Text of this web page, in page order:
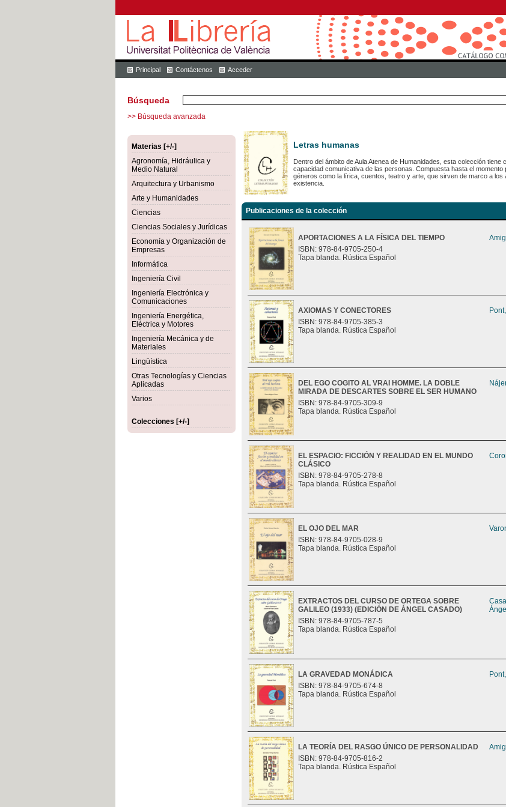
Principal Contáctenos Acceder
Búsqueda
>> Búsqueda avanzada
Materias [+/-]
Agronomía, Hidráulica y
Medio Natural
Arquitectura y Urbanismo
Arte y Humanidades
Ciencias
Ciencias Sociales y Jurídicas
Economía y Organización de
Empresas
Informática
Ingeniería Civil
Ingeniería Electrónica y
Comunicaciones
Ingeniería Energética,
Eléctrica y Motores
Ingeniería Mecánica y de
Materiales
Lingüística
Otras Tecnologías y Ciencias
Aplicadas
Varios
Colecciones [+/-]
Letras humanas
Dentro del ámbito de Aula Atenea de Humanidades, esta colección
capacidad comunicativa de las personas. Compuesta hasta el
géneros como la lírica, cuentos, teatro y arte, que sirven de marco a
existencia.
Publicaciones de la colección
APORTACIONES A LA FÍSICA DEL TIEMPO
ISBN: 978-84-9705-250-4
Tapa blanda. Rústica Español
AXIOMAS Y CONECTORES
ISBN: 978-84-9705-385-3
Tapa blanda. Rústica Español
DEL EGO COGITO AL VRAI HOMME. LA DOBLE
MIRADA DE DESCARTES SOBRE EL SER HUMANO
ISBN: 978-84-9705-309-9
Tapa blanda. Rústica Español
EL ESPACIO: FICCIÓN Y REALIDAD EN EL MUNDO
CLÁSICO
ISBN: 978-84-9705-278-8
Tapa blanda. Rústica Español
EL OJO DEL MAR
ISBN: 978-84-9705-028-9
Tapa blanda. Rústica Español
EXTRACTOS DEL CURSO DE ORTEGA SOBRE
GALILEO (1933) (EDICIÓN DE ÁNGEL CASADO)
ISBN: 978-84-9705-787-5
Tapa blanda. Rústica Español
Ángel
LA GRAVEDAD MONÁDICA
ISBN: 978-84-9705-674-8
Tapa blanda. Rústica Español
LA TEORÍA DEL RASGO ÚNICO DE PERSONALIDAD
ISBN: 978-84-9705-816-2
Tapa blanda. Rústica Español